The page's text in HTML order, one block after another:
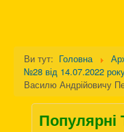
Ви тут: Головна
№28 від 14.07.2022
Василю Андрійовичу
Популярні